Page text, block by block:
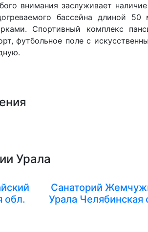
внимания заслуживает
бассейна длиной
Спортивный комплекс
футбольное поле с
Урала
обл.
Санаторий
Урала Челябинская